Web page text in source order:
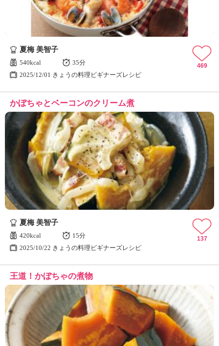
夏梅 美智子
540kcal
35分
2025/12/01 きょうの料理ビギナーズレシピ
469
かぼちゃとベーコンのクリーム煮
夏梅 美智子
420kcal
15分
2025/10/22 きょうの料理ビギナーズレシピ
137
王道！かぼちゃの煮物